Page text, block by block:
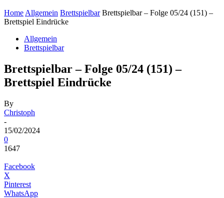
Home Allgemein Brettspielbar Brettspielbar – Folge 05/24 (151) –
Brettspiel Eindrücke
Allgemein
Brettspielbar
Brettspielbar – Folge 05/24 (151) –
Brettspiel Eindrücke
By
Christoph
-
15/02/2024
0
1647
Facebook
X
Pinterest
WhatsApp